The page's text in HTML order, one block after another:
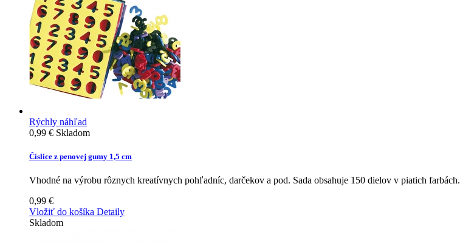
Rýchly náhľad
0,99 € Skladom
Číslice z penovej gumy 1,5 cm
Vhodné na výrobu rôznych kreatívnych pohľadníc, darčekov a pod. Sada obsahuje 150 dielov v piatich farbách.
0,99 €
Vložiť do košíka Detaily
Skladom